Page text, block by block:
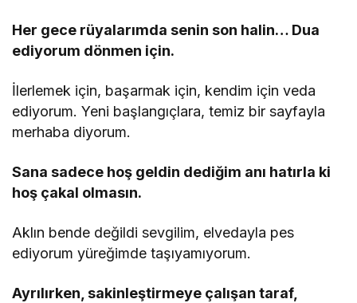
Her gece rüyalarımda senin son halin… Dua
ediyorum dönmen için.
İlerlemek için, başarmak için, kendim için veda
ediyorum. Yeni başlangıçlara, temiz bir sayfayla
merhaba diyorum.
Sana sadece hoş geldin dediğim anı hatırla ki
hoş çakal olmasın.
Aklın bende değildi sevgilim, elvedayla pes
ediyorum yüreğimde taşıyamıyorum.
Ayrılırken, sakinleştirmeye çalışan taraf,